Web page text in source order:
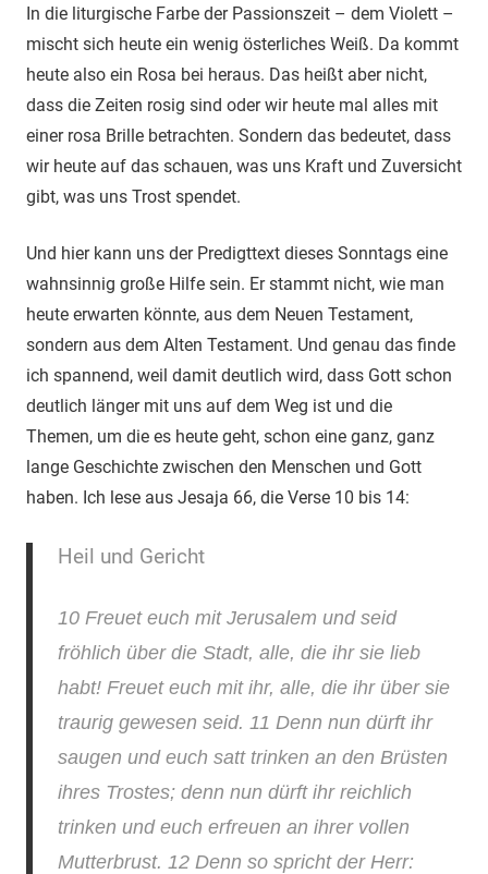
In die liturgische Farbe der Passionszeit – dem Violett –
mischt sich heute ein wenig österliches Weiß. Da kommt
heute also ein Rosa bei heraus. Das heißt aber nicht,
dass die Zeiten rosig sind oder wir heute mal alles mit
einer rosa Brille betrachten. Sondern das bedeutet, dass
wir heute auf das schauen, was uns Kraft und Zuversicht
gibt, was uns Trost spendet.
Und hier kann uns der Predigttext dieses Sonntags eine
wahnsinnig große Hilfe sein. Er stammt nicht, wie man
heute erwarten könnte, aus dem Neuen Testament,
sondern aus dem Alten Testament. Und genau das finde
ich spannend, weil damit deutlich wird, dass Gott schon
deutlich länger mit uns auf dem Weg ist und die
Themen, um die es heute geht, schon eine ganz, ganz
lange Geschichte zwischen den Menschen und Gott
haben. Ich lese aus Jesaja 66, die Verse 10 bis 14:
Heil und Gericht
10 Freuet euch mit Jerusalem und seid
fröhlich über die Stadt, alle, die ihr sie lieb
habt! Freuet euch mit ihr, alle, die ihr über sie
traurig gewesen seid. 11 Denn nun dürft ihr
saugen und euch satt trinken an den Brüsten
ihres Trostes; denn nun dürft ihr reichlich
trinken und euch erfreuen an ihrer vollen
Mutterbrust. 12 Denn so spricht der Herr: